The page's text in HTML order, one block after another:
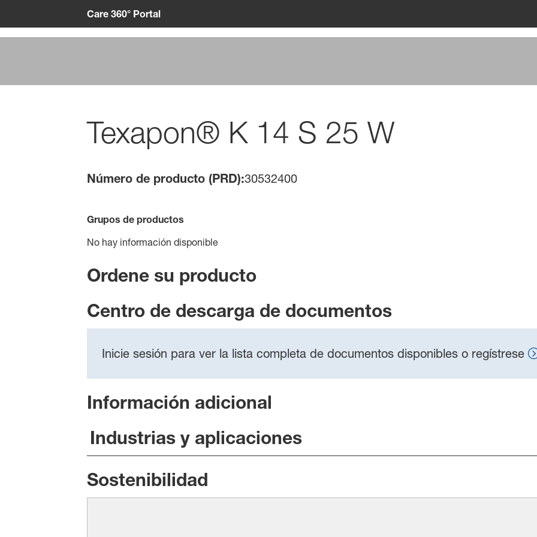
Care 360° Portal
Texapon® K 14 S 25 W
Número de producto (PRD):30532400
Grupos de productos
No hay información disponible
Ordene su producto
Centro de descarga de documentos
Inicie sesión para ver la lista completa de documentos disponibles o regístrese
Información adicional
Industrias y aplicaciones
Sostenibilidad